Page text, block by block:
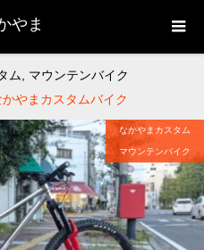
やま
ム
マウンテンバイク
やまカスタムバイク
なかやまカスタム
マウンテンバイク